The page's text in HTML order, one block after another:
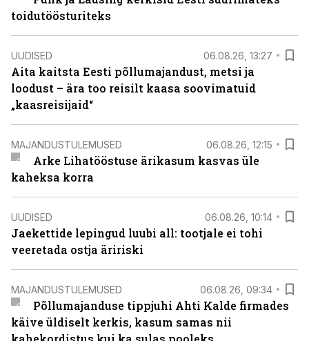
toidutöösturiteks
UUDISED 06.08.26, 13:27
Aita kaitsta Eesti põllumajandust, metsi ja
loodust – ära too reisilt kaasa soovimatuid
„kaasreisijaid“
MAJANDUSTULEMUSED 06.08.26, 12:15
Arke Lihatööstuse ärikasum kasvas üle
kaheksa korra
UUDISED 06.08.26, 10:14
Jaekettide lepingud luubi all: tootjale ei tohi
veeretada ostja äririski
MAJANDUSTULEMUSED 06.08.26, 09:34
Põllumajanduse tippjuhi Ahti Kalde firmades
käive üldiselt kerkis, kasum samas nii